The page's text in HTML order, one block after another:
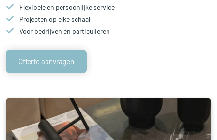
Flexibele en persoonlijke service
Projecten op elke schaal
Voor bedrijven én particulieren
Offerte aanvragen